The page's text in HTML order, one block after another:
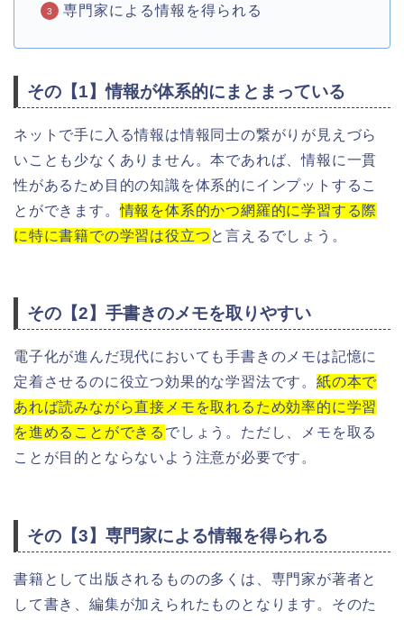
専門家による情報を得られる
その【1】情報が体系的にまとまっている
ネットで手に入る情報は情報同士の繋がりが見えづら
いことも少なくありません。本であれば、情報に一貫
性があるため目的の知識を体系的にインプットするこ
とができます。情報を体系的かつ網羅的に学習する際
に特に書籍での学習は役立つと言えるでしょう。
その【2】手書きのメモを取りやすい
電子化が進んだ現代においても手書きのメモは記憶に
定着させるのに役立つ効果的な学習法です。 紙の本で
あれば読みながら直接メモを取れるため効率的に学習
を進めることができる でしょう。ただし、メモを取る
ことが目的とならないよう注意が必要です。
その【3】専門家による情報を得られる
書籍として出版されるものの多くは、専門家が著者と
して書き、編集が加えられたものとなります。そのた